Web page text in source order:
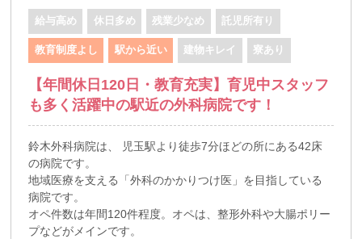
給与高め 休日多め 残業少なめ 託児所有り
教育制度よし 駅から近い 建物キレイ 寮あり
【年間休日120日・教育充実】育児中スタッフ
も多く活躍中の駅近の外科病院です！
鈴木外科病院は、 児玉駅より徒歩7分ほどの所にある42床
の病院です。
地域医療を支える「外科のかかりつけ医」を目指している
病院です。
オペ件数は年間120件程度。オペは、整形外科や大腸ポリー
プなどがメインです。